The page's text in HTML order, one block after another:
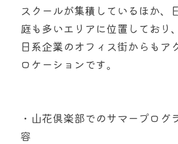
スクールが集積しているほか、
庭も多いエリアに位置しており
日系企業のオフィス街からもア
ロケーションです。
・ 山花倶楽部でのサマープログ
容